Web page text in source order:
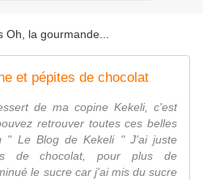
Oh, la gourmande..
et pépites de chocolat
de ma copine Kekeli, c'est
retrouver toutes ces belles
" Le Blog de Kekeli " J'ai juste
de chocolat, pour plus de
le sucre car j'ai mis du sucre